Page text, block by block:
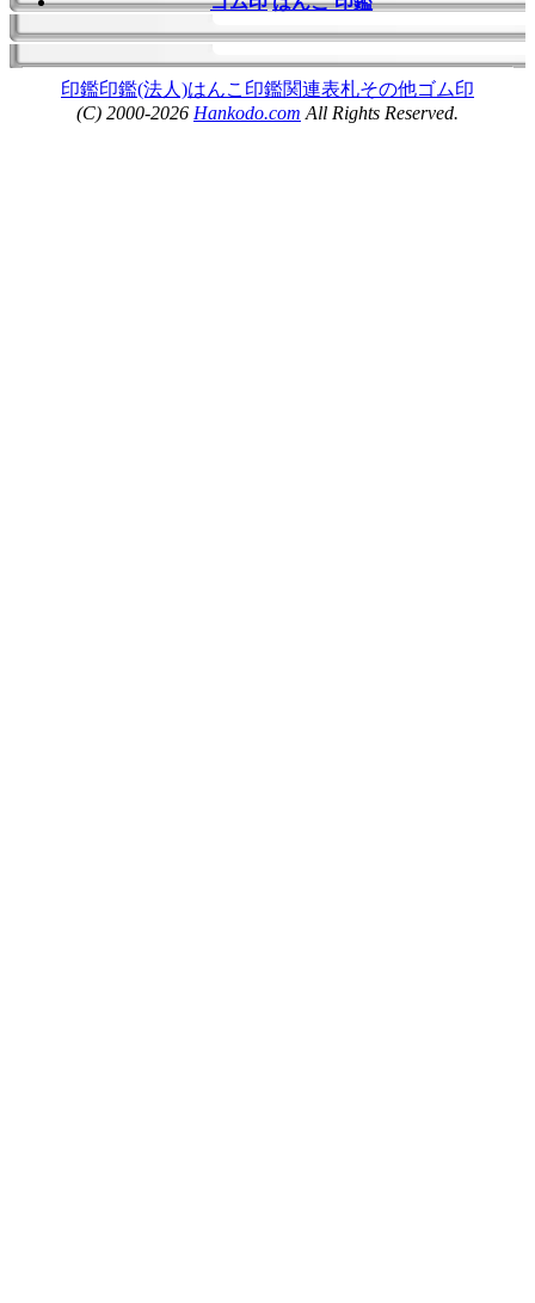
印鑑印鑑(法人)はんこ 印鑑関連表札その他ゴム印
(C) 2000-2026 Hankodo.com All Rights Reserved.